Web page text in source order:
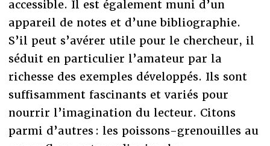
accessible. Il est également muni d’un
appareil de notes et d’une bibliographie.
S’il peut s’avérer utile pour le chercheur, il
séduit en particulier l’amateur par la
richesse des exemples développés. Ils sont
suffisamment fascinants et variés pour
nourrir l’imagination du lecteur. Citons
parmi d’autres : les poissons-grenouilles au